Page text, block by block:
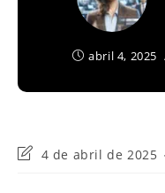
abril 4, 2025
Última4 de abril de 2025